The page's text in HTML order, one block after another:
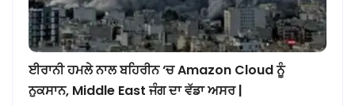
ਈਰਾਨੀ ਹਮਲੇ ਨਾਲ ਬਹਿਰੀਨ ‘ਚ Amazon Cloud ਨੂੰ
ਨੁਕਸਾਨ, Middle East ਜੰਗ ਦਾ ਵੱਡਾ ਅਸਰ |